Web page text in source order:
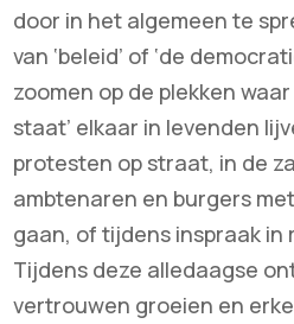
door in het algemeen te
van ‘beleid’ of ‘de
zoomen op de plekken waar
staat’ elkaar in levenden
protesten op straat, in de
ambtenaren en burgers
gaan, of tijdens inspraak
Tijdens deze alledaagse
vertrouwen groeien en